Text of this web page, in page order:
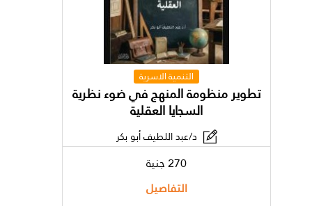
التنمية الاسرية
تطوير منظومة المنهج في ضوء نظرية
السجايا العقلية
د/عبد اللطيف أبو بكر
270 جنية
التفاصيل